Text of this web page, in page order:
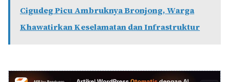
Cigudeg Picu Ambruknya Bronjong, Warga
Khawatirkan Keselamatan dan Infrastruktur